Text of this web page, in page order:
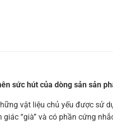
sức hút của dòng sản sản
vật liệu chủ yếu được sử
“già” và có phần cứng